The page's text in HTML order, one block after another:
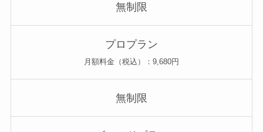
無制限
プロプラン
月額料金（税込）：9,680円
無制限